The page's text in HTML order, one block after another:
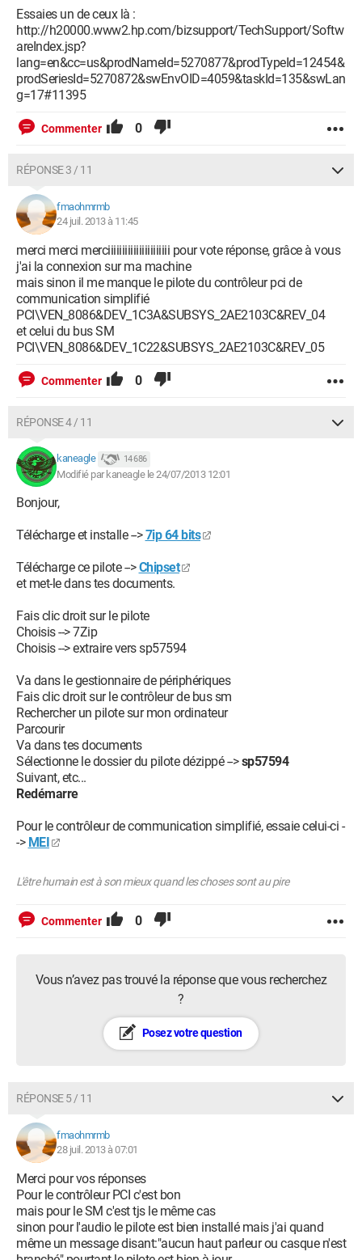
Essaies un de ceux là :
http://h20000.www2.hp.com/bizsupport/TechSupport/Softw
areIndex.jsp?
lang=en&cc=us&prodNameId=5270877&prodTypeId=12454&
prodSeriesId=5270872&swEnvOID=4059&taskId=135&swLan
g=17#11395
Commenter 0
RÉPONSE 3 / 11
fmaohmrmb
24 juil. 2013 à 11:45
merci merci merciiiiiiiiiiiiiiiiiiiiii pour vote réponse, grâce à vous
j'ai la connexion sur ma machine
mais sinon il me manque le pilote du contrôleur pci de
communication simplifié
PCI\VEN_8086&DEV_1C3A&SUBSYS_2AE2103C&REV_04
et celui du bus SM
PCI\VEN_8086&DEV_1C22&SUBSYS_2AE2103C&REV_05
Commenter 0
RÉPONSE 4 / 11
kaneagle 14 686
Modifié par kaneagle le 24/07/2013 12:01
Bonjour,
Télécharge et installe --> 7ip 64 bits
Télécharge ce pilote --> Chipset
et met-le dans tes documents.
Fais clic droit sur le pilote
Choisis --> 7Zip
Choisis --> extraire vers sp57594
Va dans le gestionnaire de périphériques
Fais clic droit sur le contrôleur de bus sm
Rechercher un pilote sur mon ordinateur
Parcourir
Va dans tes documents
Sélectionne le dossier du pilote dézippé -->sp57594
Suivant, etc...
Redémarre
Pour le contrôleur de communication simplifié, essaie celui-ci -
-> MEI
L'être humain est à son mieux quand les choses sont au pire
Commenter 0
Vous n’avez pas trouvé la réponse que vous recherchez
?
Posez votre question
RÉPONSE 5 / 11
fmaohmrmb
28 juil. 2013 à 07:01
Merci pour vos réponses
Pour le contrôleur PCI c'est bon
mais pour le SM c'est tjs le même cas
sinon pour l'audio le pilote est bien installé mais j'ai quand
même un message disant:"aucun haut parleur ou casque n'est